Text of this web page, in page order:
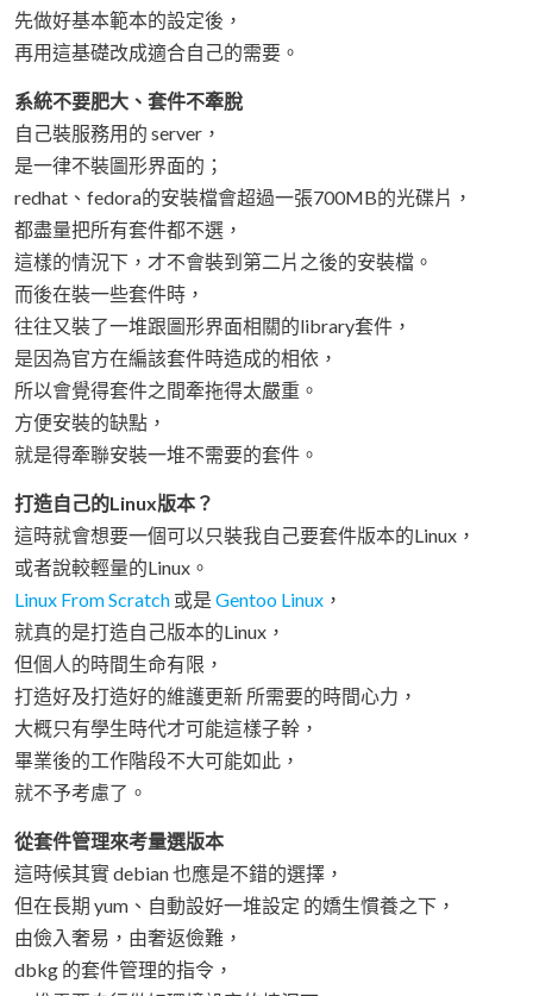
先做好基本範本的設定後，
再用這基礎改成適合自己的需要。
系統不要肥大、套件不牽脫
自己裝服務用的 server，
是一律不裝圖形界面的；
redhat、fedora的安裝檔會超過一張700MB的光碟片，
都盡量把所有套件都不選，
這樣的情況下，才不會裝到第二片之後的安裝檔。
而後在裝一些套件時，
往往又裝了一堆跟圖形界面相關的library套件，
是因為官方在編該套件時造成的相依，
所以會覺得套件之間牽拖得太嚴重。
方便安裝的缺點，
就是得牽聯安裝一堆不需要的套件。
打造自己的Linux版本？
這時就會想要一個可以只裝我自己要套件版本的Linux，
或者說較輕量的Linux。
Linux From Scratch 或是 Gentoo Linux ，
就真的是打造自己版本的Linux，
但個人的時間生命有限，
打造好及打造好的維護更新 所需要的時間心力，
大概只有學生時代才可能這樣子幹，
畢業後的工作階段不大可能如此，
就不予考慮了。
從套件管理來考量選版本
這時候其實 debian 也應是不錯的選擇，
但在長期 yum、自動設好一堆設定 的嬌生慣養之下，
由儉入奢易，由奢返儉難，
dbkg 的套件管理的指令，